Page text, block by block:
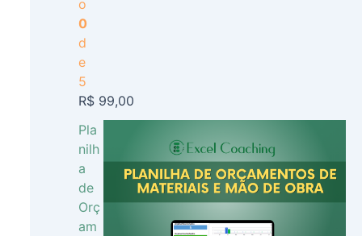
o
0
d
e
5
R$99,00
Pla
nilh
a
de
Orç
am